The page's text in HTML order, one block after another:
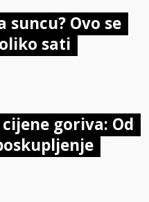
Ovo se
sati
goriva: Od